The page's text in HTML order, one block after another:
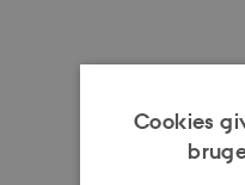
Cookies